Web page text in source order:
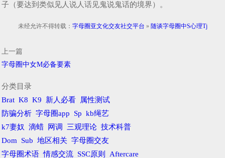
子（要达到类似见人说人话见鬼说鬼话的境界）。
未经允许不得转载： 字母圈亚文化交友社交平台 » 随谈字母圈中S心理Tj
上一篇
字母圈中女M必备要素
分类目录
Brat K8 K9 新人必看
属性测试
防骗分析 字母圈app Sp kb绳艺
k7妻奴
滴蜡 网调 三观理论 技术科普
Dom
Sub 地区相关 字母圈交友
字母圈术语 情感交流 SSC原则 Aftercare